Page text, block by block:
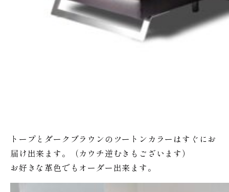
トープとダークブラウンのツートンカラーはすぐにお
届け出来ます。（カウチ逆むきもございます）
お好きな革色でもオーダー出来ます。